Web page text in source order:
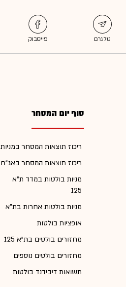
סוף יום המסחר
ריכוז תוצאות המסחר במניות
ריכוז תוצאות המסחר באג"ח
מניות בולטות במדד ת"א
125
מניות בולטות אחרות בת"א
אופציות בולטות
מחזורים בולטים בת"א 125
מחזורים בולטים נוספים
תשואות דיבידנד בולטות